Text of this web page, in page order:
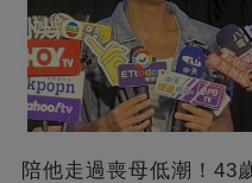
陪他走過喪母低潮！43